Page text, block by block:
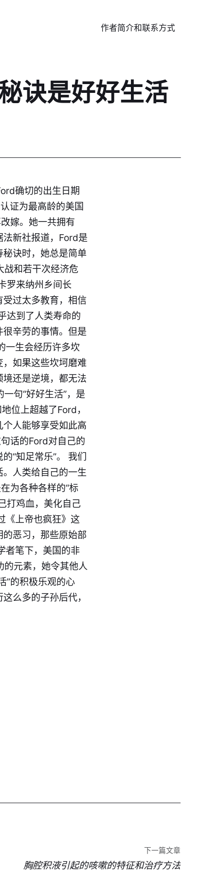
作者简介和联系方式
诀是好好生活
确切的出生日期
证为最高龄的美国
嫁。她一共拥有
新社报道，Ford是
诀时，她总是简单
战和若干次经济危
罗来纳州乡间长
过太多教育，相信
达到了人类寿命的
辛劳的事情。但是
一生会经历许多坎
如果这些坎坷磨难
还是逆境，都无法
句“好好生活”，是
位上超越了Ford，
人能够享受如此高
话的Ford对自己的
“知足常乐”。 我们
人类给自己的一生
为各种各样的“标
打鸡血，美化自己
《上帝也疯狂》这
恶习，那些原始部
者笔下，美国的非
的元素，她令其他人
”的积极乐观的心
么多的子孙后代，
下一篇文章
胸腔积液引起的咳嗽的特征和治疗方法